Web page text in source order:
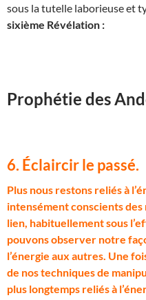
sous la tutelle laborieuse et
sixième Révélation :
Prophétie des
6. Éclaircir le passé.
Plus nous restons reliés à
intensément conscients des
lien, habituellement sous
pouvons observer notre
l’énergie aux autres. Une
de nos techniques de
plus longtemps reliés à